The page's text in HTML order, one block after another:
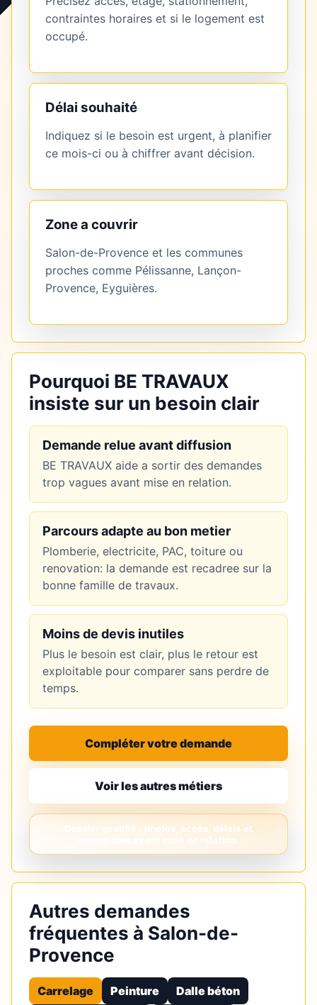
contraintes horaires et si le logement est
occupé.
Délai souhaité
Indiquez si le besoin est urgent, à planifier
ce mois-ci ou à chiffrer avant décision.
Zone a couvrir
Salon-de-Provence et les communes
proches comme Pélissanne, Lançon-
Provence, Eyguières.
Pourquoi BE TRAVAUX
insiste sur un besoin clair
Demande relue avant diffusion
BE TRAVAUX aide a sortir des demandes
trop vagues avant mise en relation.
Parcours adapte au bon metier
Plomberie, electricite, PAC, toiture ou
renovation: la demande est recadree sur la
bonne famille de travaux.
Moins de devis inutiles
Plus le besoin est clair, plus le retour est
exploitable pour comparer sans perdre de
temps.
Compléter votre demande
Voir les autres métiers
Autres demandes
fréquentes à Salon-de-
Provence
Carrelage Peinture
Dalle béton